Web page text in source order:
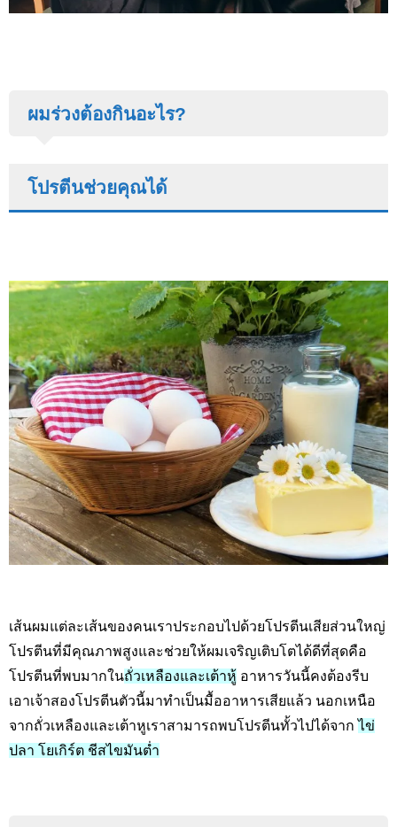
ผมร่วงต้องกินอะไร?
โปรตีนช่วยคุณได้
เส้นผมแต่ละเส้นของคนเราประกอบไปด้วยโปรตีนเสียส่วนใหญ่
โปรตีนที่มีคุณภาพสูงและช่วยให้ผมเจริญเติบโตได้ดีที่สุดคือ
โปรตีนที่พบมากในถั่วเหลืองและเต้าหู้ อาหารวันนี้คงต้องรีบ
เอาเจ้าสองโปรตีนตัวนี้มาทำเป็นมื้ออาหารเสียแล้ว นอกเหนือ
จากถั่วเหลืองและเต้าหูเราสามารถพบโปรตีนทั้วไปได้จากไข่
ปลา โยเกิร์ต ชีสไขมันต่ำ